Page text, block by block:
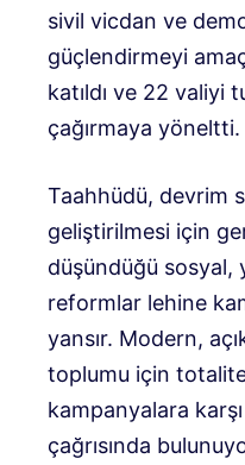
sivil vicdan ve
güçlendirmeyi
katıldı ve 22 valiyi
çağırmaya yöneltti.
Taahhüdü, devrim
geliştirilmesi için
düşündüğü sosyal,
reformlar lehine
yansır. Modern,
toplumu için
kampanyalara karşı
çağrısında